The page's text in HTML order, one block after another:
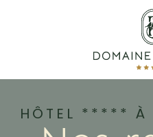
HÔTEL ***** À